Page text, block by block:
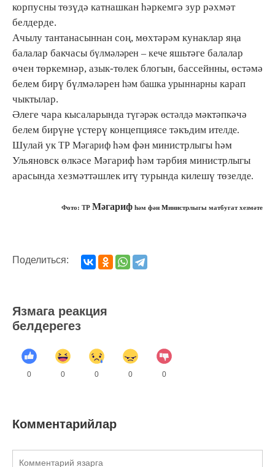
корпусны төзүдә катнашкан һәркемгә зур рәхмәт
белдерде.
Ачылу тантанасыннан соң, мөхтәрәм кунаклар яңа
балалар бакчасы бүлмәләрен – кече яшьтәге балалар
өчен төркемнәр, азык-төлек блогын, бассейнны, өстәмә
белем бирү бүлмәләрен һәм башка урыннарны карап
чыктылар.
Әлеге чара кысаларында түгәрәк өстәлдә мәктәпкәчә
белем бирүне үстерү концепциясе тәкъдим ителде.
Шулай укТР Мәгариф һәм фән министрлыгы һәм
Ульяновск өлкәсе Мәгариф һәм тәрбия министрлыгы
арасында хезмәттәшлек итү турында килешү төзелде.
Фото: ТР Мәгариф һәм фән министрлыгы матбугат хезмәте
Поделиться:
Язмага реакция
белдерегез
0 0 0 0 0
Комментарийлар